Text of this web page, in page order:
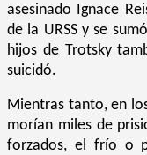
asesinado Ignace
de la URSS y se
hijos de Trotsky
suicidó.
Mientras tanto, en
morían miles de
forzados, el frío o